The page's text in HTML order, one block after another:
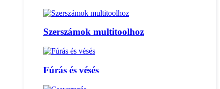
Szerszámok multitoolhoz
Fúrás és vésés